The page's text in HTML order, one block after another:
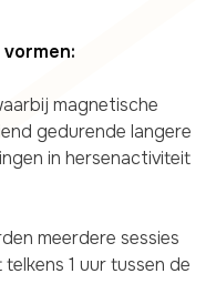
magnetische
gedurende langere
in hersenactiviteit
meerdere sessies
1 uur tussen de